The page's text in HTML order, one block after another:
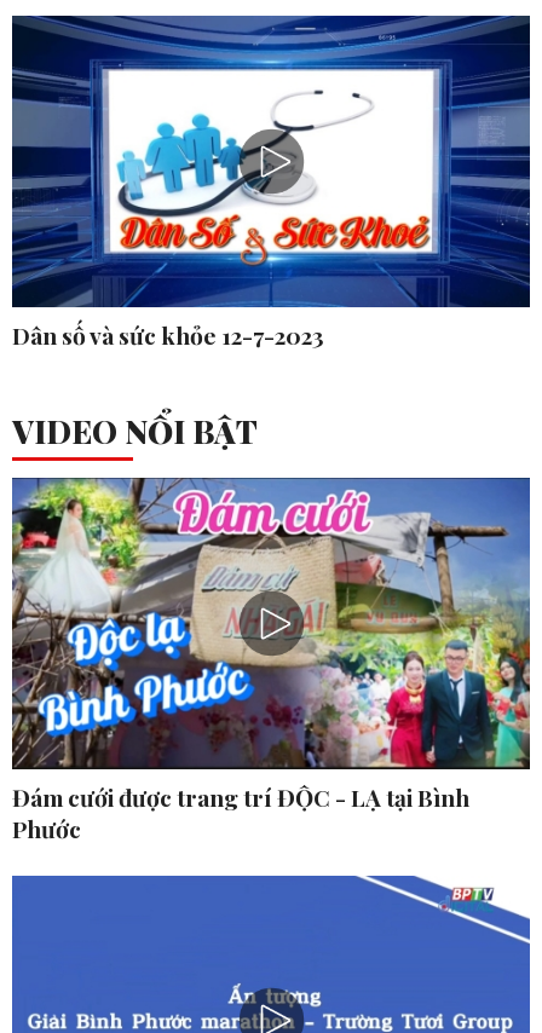
Dân số và sức khỏe 12-7-2023
VIDEO NỔI BẬT
Đám cưới được trang trí ĐỘC - LẠ tại Bình
Phước